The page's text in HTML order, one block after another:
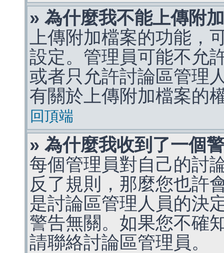
» 為什麼我不能上傳附
上傳附加檔案的功能，
設定。管理員可能不允
或者只允許討論區管理
有關於上傳附加檔案的
回頂端
» 為什麼我收到了一個
每個管理員對自己的討
反了規則，那麼您也許
是討論區管理人員的決
警告無關。如果您不確
請聯絡討論區管理員。